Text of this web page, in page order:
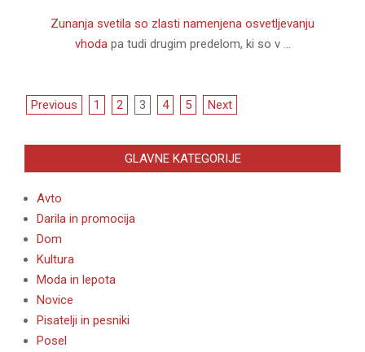
Zunanja svetila so zlasti namenjena osvetljevanju
vhodapa tudi drugim predelom, ki so v …
Posts
Previous 1 2 3 4 5 Next
GLAVNE KATEGORIJE
Avto
Darila in promocija
Dom
Kultura
Moda in lepota
Novice
Pisatelji in pesniki
Posel